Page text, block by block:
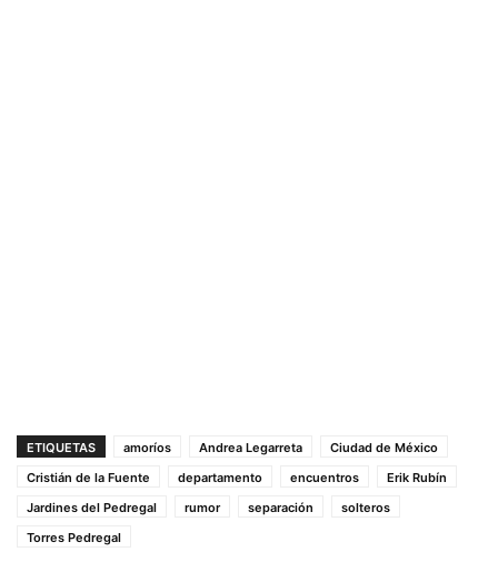
ETIQUETAS amoríos Andrea Legarreta
Ciudad de México
Cristián de la Fuente
departamento encuentros
Erik Rubín
Jardines del Pedregal
rumor separación
solteros
Torres Pedregal